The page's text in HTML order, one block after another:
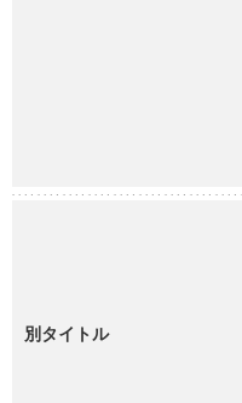
別タイトル